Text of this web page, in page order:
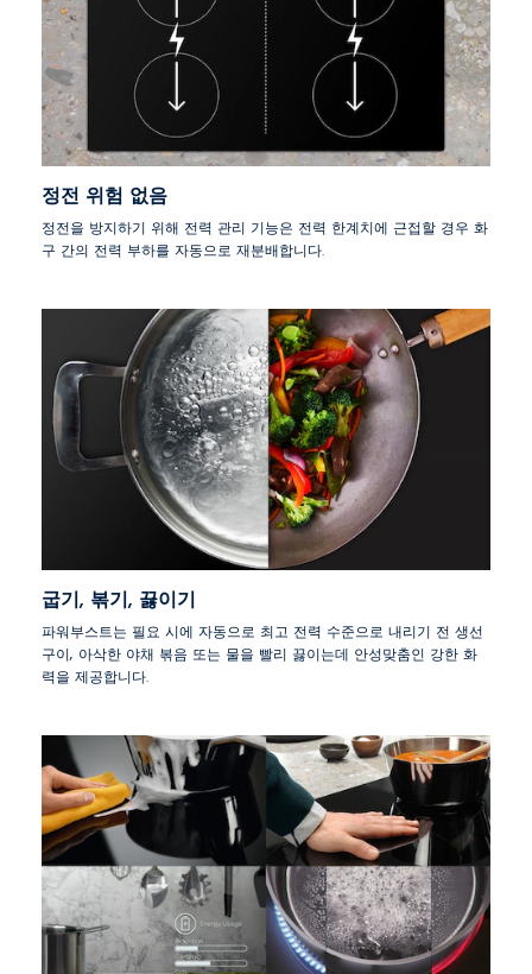
정전 위험 없음
정전을 방지하기 위해 전력 관리 기능은 전력 한계치에 근접할 경우 화
구 간의 전력 부하를 자동으로 재분배합니다.
굽기, 볶기, 끓이기
파워부스트는 필요 시에 자동으로 최고 전력 수준으로 내리기 전 생선
구이, 아삭한 야채 볶음 또는 물을 빨리 끓이는데 안성맞춤인 강한 화
력을 제공합니다.